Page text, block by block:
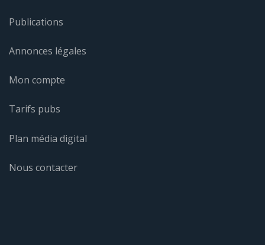
Publications
Annonces légales
Mon compte
Tarifs pubs
Plan média digital
Nous contacter